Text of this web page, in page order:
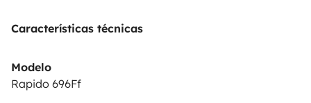
Características técnicas
Modelo
Rapido 696Ff